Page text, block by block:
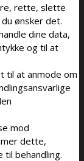
rette, slette
ønsker det.
dine data,
og til at
til at anmode om
mod
dette,
behandling.